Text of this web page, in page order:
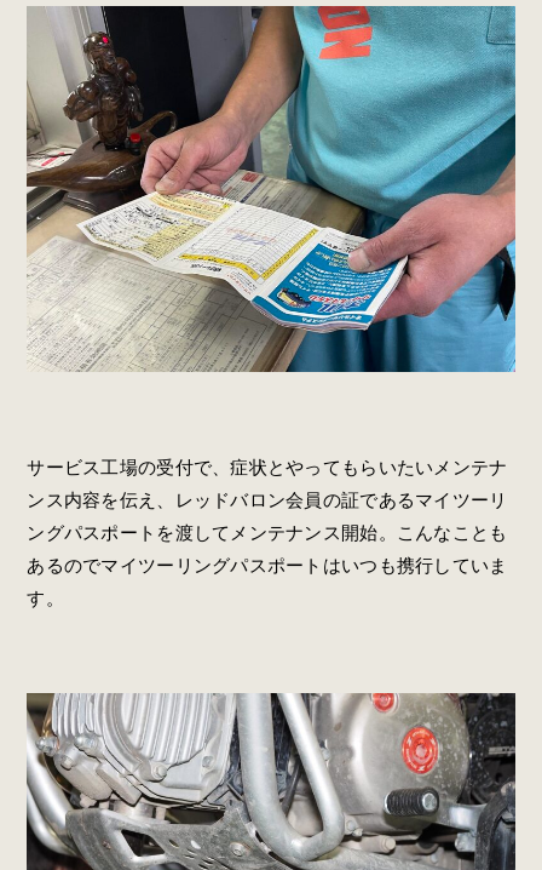
サービス工場の受付で、症状とやってもらいたいメンテナ
ンス内容を伝え、レッドバロン会員の証であるマイツーリ
ングパスポートを渡してメンテナンス開始。こんなことも
あるのでマイツーリングパスポートはいつも携行していま
す。